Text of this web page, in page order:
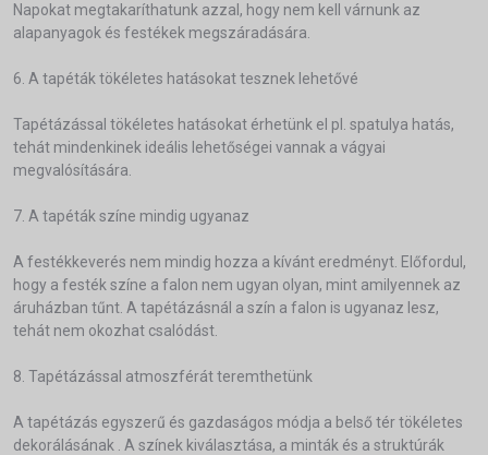
Napokat megtakaríthatunk azzal, hogy nem kell várnunk az
alapanyagok és festékek megszáradására.
6. A tapéták tökéletes hatásokat tesznek lehetővé
Tapétázással tökéletes hatásokat érhetünk el pl. spatulya hatás,
tehát mindenkinek ideális lehetőségei vannak a vágyai
megvalósítására.
7. A tapéták színe mindig ugyanaz
A festékkeverés nem mindig hozza a kívánt eredményt. Előfordul,
hogy a festék színe a falon nem ugyan olyan, mint amilyennek az
áruházban tűnt. A tapétázásnál a szín a falon is ugyanaz lesz,
tehát nem okozhat csalódást.
8. Tapétázással atmoszférát teremthetünk
A tapétázás egyszerű és gazdaságos módja a belső tér tökéletes
dekorálásának . A színek kiválasztása, a minták és a struktúrák